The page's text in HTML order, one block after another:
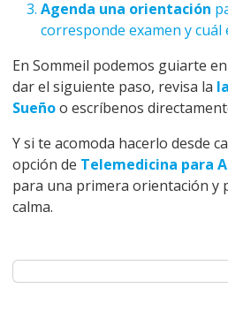
Agenda una orientación
corresponde examen y cuál
En Sommeil podemos guiarte
dar el siguiente paso, revisa la
Sueñoo escríbenos
Y si te acomoda hacerlo desde
opción de Telemedicina para
para una primera orientación y
calma.